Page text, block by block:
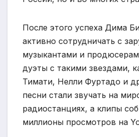
После этого успеха Дима
активно сотрудничать с
музыкантами и
дуэты с такими звездами,
Тимати, Нелли Фуртадо и
песни стали звучать на
радиостанциях, а клипы
миллионы просмотров на